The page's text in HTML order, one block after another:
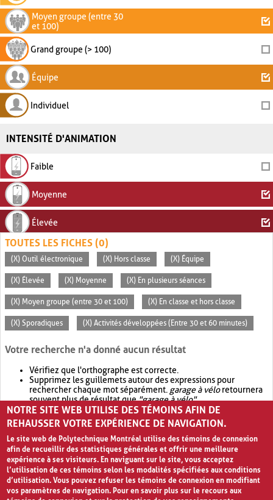
Moyen groupe (entre 30
et 100)
Grand groupe (> 100)
Équipe
Individuel
INTENSITÉ D'ANIMATION
Faible
Moyenne
Élevée
TOUTES LES FICHES (0)
(X) Outil électronique (X) Hors classe (X) Équipe
(X) Élevée (X) Moyenne (X) En plusieurs séances
(X) Moyen groupe (entre 30 et 100) (X) En classe et hors classe
(X) Sporadiques (X) Activités développées (Entre 30 et 60 minutes)
Votre recherche n'a donné aucun résultat
Vérifiez que l'orthographe est correcte.
Supprimez les guillemets autour des expressions pour
rechercher chaque mot séparément. garage à véloretournera
souvent plus de résultat que"garage à vélo".
Envisagez d'élargir votre recherche avec OR.garage OR vélo
retournera souvent plus de résultat quegarage à vélo
NOTRE SITE WEB UTILISE DES TÉMOINS AFIN DE
REHAUSSER VOTRE EXPÉRIENCE DE NAVIGATION.
Le site web de Polytechnique Montréal utilise des témoins de connexion
afin de recueillir des statistiques générales et offrir une meilleure
expérience à ses visiteurs. En naviguant sur le site, vous acceptez
l’utilisation de ces témoins selon les modalités spécifiées aux conditions
d’utilisation. Vous pouvez refuser les témoins de connexion en modifiant
vos paramètres de navigation. Pour en savoir plus sur le recours aux